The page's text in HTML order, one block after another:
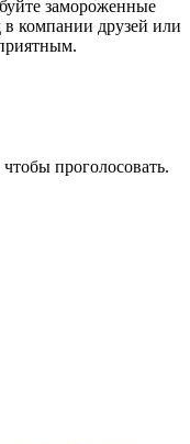
замороженные
компании друзей или
чтобы проголосовать.